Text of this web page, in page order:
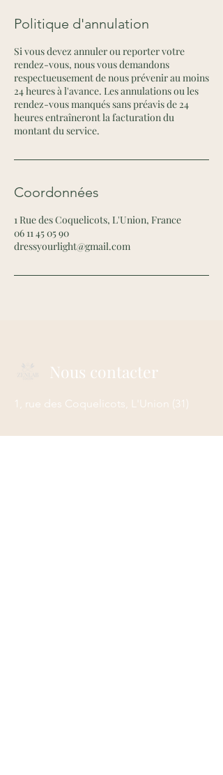
Politique d'annulation
Si vous devez annuler ou reporter votre
rendez-vous, nous vous demandons
respectueusement de nous prévenir au moins
24 heures à l'avance. Les annulations ou les
rendez-vous manqués sans préavis de 24
heures entraîneront la facturation du
montant du service.
Coordonnées
1 Rue des Coquelicots, L'Union, France
06 11 45 05 90
dressyourlight@gmail.com
Nous contacter
1, rue des Coquelicots, L'Union (31)